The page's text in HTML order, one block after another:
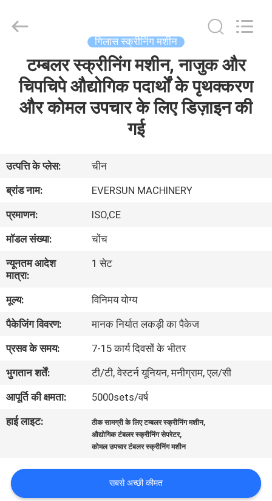
उत्पादों
दिखाएँ
बारे
में
कारखाना
भ्रमण
गुणवत्ता
नियंत्रण
संपर्क
करें
एक
उद्धरण
गिलास स्क्रीनिंग मशीन
टम्बलर स्क्रीनिंग मशीन, नाजुक और
चिपचिपे औद्योगिक पदार्थों के पृथक्करण
और कोमल उपचार के लिए डिज़ाइन की
गई
उत्पत्ति के प्लेस:
चीन
ब्रांड नाम:
EVERSUN MACHINERY
प्रमाणन:
ISO,CE
मॉडल संख्या:
चोंच
न्यूनतम आदेश
मात्रा:
1 सेट
मूल्य:
विनिमय योग्य
पैकेजिंग विवरण:
मानक निर्यात लकड़ी का पैकेज
प्रसव के समय:
7-15 कार्य दिवसों के भीतर
भुगतान शर्तें:
टी/टी, वेस्टर्न यूनियन, मनीग्राम, एल/सी
आपूर्ति की क्षमता:
5000sets/वर्ष
हाई लाइट:
ठीक सामग्री के लिए टम्बलर स्क्रीनिंग मशीन,
औद्योगिक टंबलर स्क्रीनिंग सेपरेटर,
कोमल उपचार टंबलर स्क्रीनिंग मशीन
सबसे अच्छी कीमत